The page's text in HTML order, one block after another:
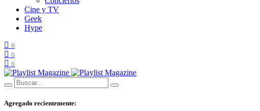
Cine y TV
Geek
Hype
0
0
0
Agregado recientemente: